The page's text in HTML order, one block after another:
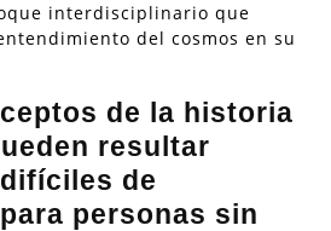
interdisciplinario que
del cosmos en su
de la historia
resultar
de
personas sin